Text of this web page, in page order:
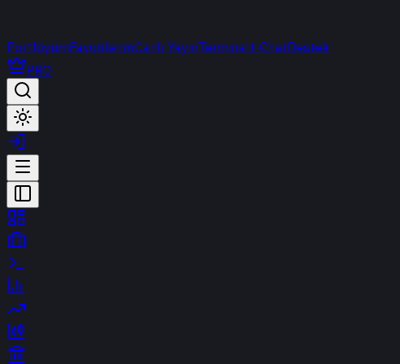
PortföyümFavorilerimCanlı YayınTerminalt-ChatDestek
PRO